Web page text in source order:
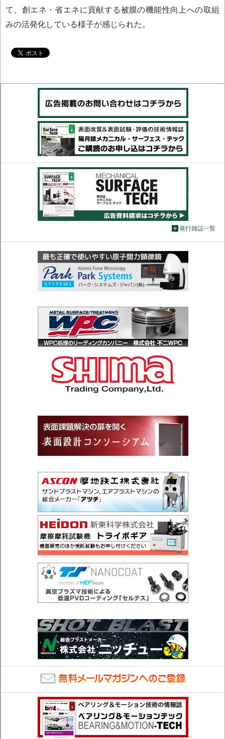
て、創エネ・省エネに貢献する被膜の機能性向上への取組
みの活発化している様子が感じられた。
発行雑誌一覧